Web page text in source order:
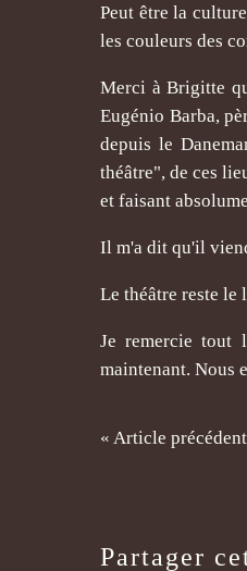
Peut être la
les couleurs des
Merci à Brigitte
Eugénio Barba,
depuis le
théâtre", de ces
et faisant
Il m'a dit qu'il
Le théâtre reste le
Je remercie tout
maintenant. Nous
« Article précédent
Partager